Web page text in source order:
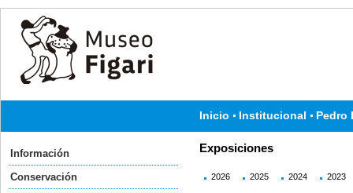
Inicio Institucional Pedro
Información
Conservación
Exposiciones
2026 2025 2024 2023